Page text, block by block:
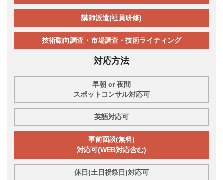
講師派遣(社員研修)
技術動向調査・市場調査・技術ライティング
対応方法
早朝 or 夜間
スポットコンサル対応可
英語対応可
事前面談(無料)
対応可(WEB対応含む)
休日(土日祝祭日)対応可